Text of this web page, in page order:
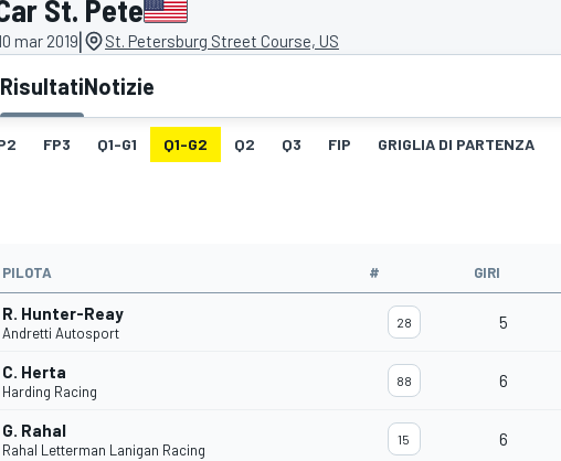
WEC
St. Pete
mar 2019| St. Petersburg Street Course, US
RisultatiNotizie
FP3 Q1-G1 Q1-G2 Q2 Q3 FIP GRIGLIA DI PARTENZA
PILOTA # GIRI
R. Hunter-Reay
Andretti Autosport
28 5
C. Herta
Harding Racing
88 6
G. Rahal
Rahal Letterman Lanigan Racing
15 6